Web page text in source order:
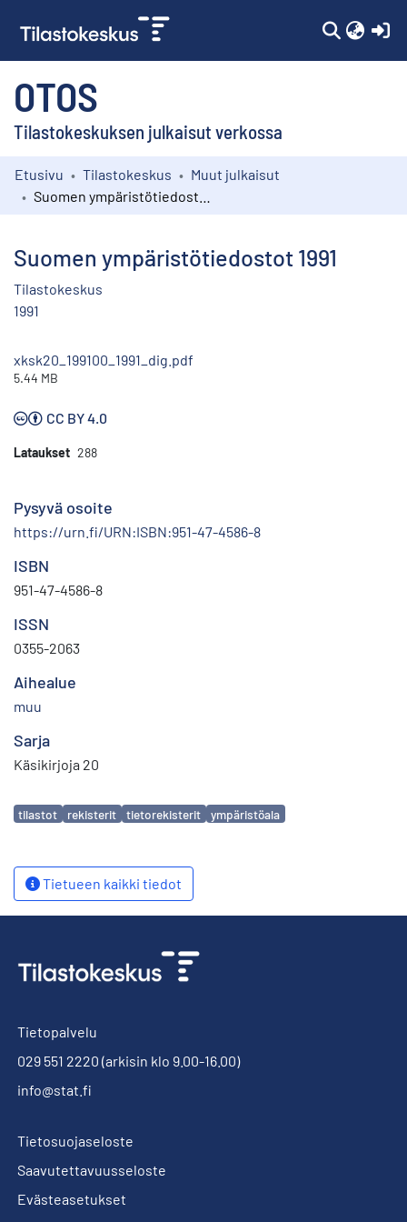
OTOS
Tilastokeskuksen julkaisut verkossa
Kokoelmat
Etusivu Tilastokeskus
Muut julkaisut
Suomen ympäristötiedostot 1991
Tilastokeskus
1991
xksk20_199100_1991_dig.pdf
5.44 MB
CC BY 4.0
Lataukset 288
Pysyvä osoite
https://urn.fi/URN:ISBN:951-47-4586-8
ISBN
951-47-4586-8
ISSN
0355-2063
Aihealue
muu
Sarja
Käsikirjoja 20
Avainsanat
tilastot rekisterit tietorekisterit ympäristöala
Tietueen kaikki tiedot
Tietopalvelu
029 551 2220 (arkisin klo 9.00-16.00)
info@stat.fi
Tietosuojaseloste
Saavutettavuusseloste
Evästeasetukset